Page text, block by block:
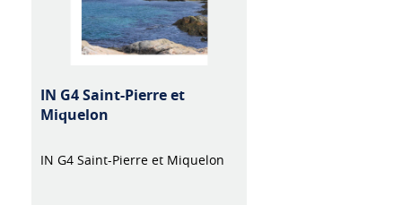
IN G4 Saint-Pierre et
Miquelon
IN G4 Saint-Pierre et Miquelon